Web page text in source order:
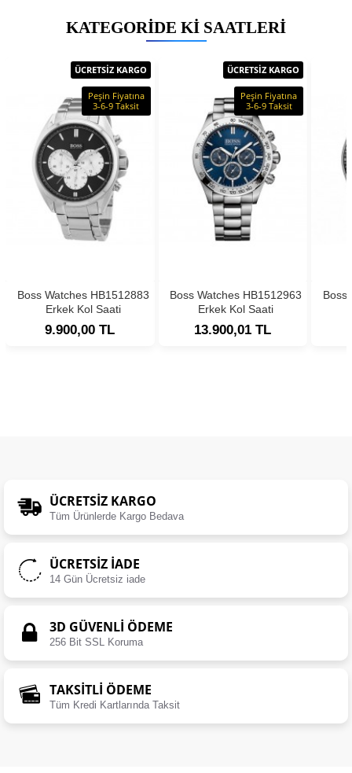
KATEGORIDE KI SAATLERI
ÜCRETSİZ KARGO
Peşin Fiyatına
3-6-9 Taksit
Boss Watches HB1512883
Erkek Kol Saati
9.900,00 TL
ÜCRETSİZ KARGO
Peşin Fiyatına
3-6-9 Taksit
Boss Watches HB1512963
Erkek Kol Saati
13.900,01 TL
Boss
ÜCRETSIZ KARGO
Tüm Ürünlerde Kargo Bedava
ÜCRETSIZ İADE
14 Gün Ücretsiz iade
3D GÜVENLİ ÖDEME
256 Bit SSL Koruma
TAKSİTLİ ÖDEME
Tüm Kredi Kartlarında Taksit